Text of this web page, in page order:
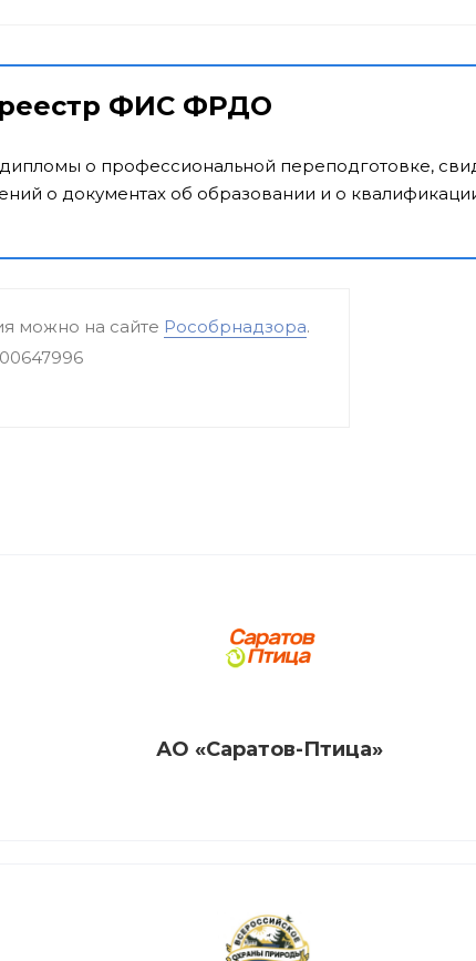
ФИС ФРДО
о профессиональной переподготовке,
о документах об образовании и о
можно на сайте Рособрнадзора.
АО «Саратов-Птица»